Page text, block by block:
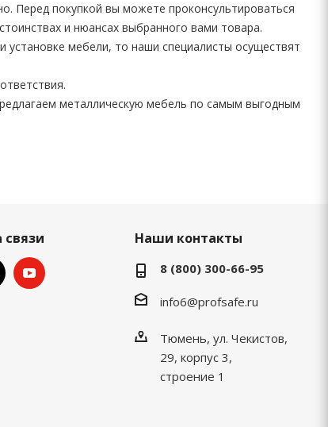
Перед покупкой вы можете проконсультироваться
и нюансах выбранного вами товара.
установке мебели, то наши специалисты осуществят
металлическую мебель по самым выгодным
связи Наши контакты
8 (800) 300-66-95
info6@profsafe.ru
Тюмень, ул. Чекистов,
29, корпус 3,
строение 1